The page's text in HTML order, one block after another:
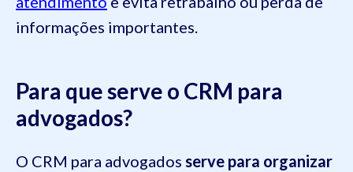
informações importantes.
Para que serve o CRM para
advogados?
O CRM para advogados serve para organizar